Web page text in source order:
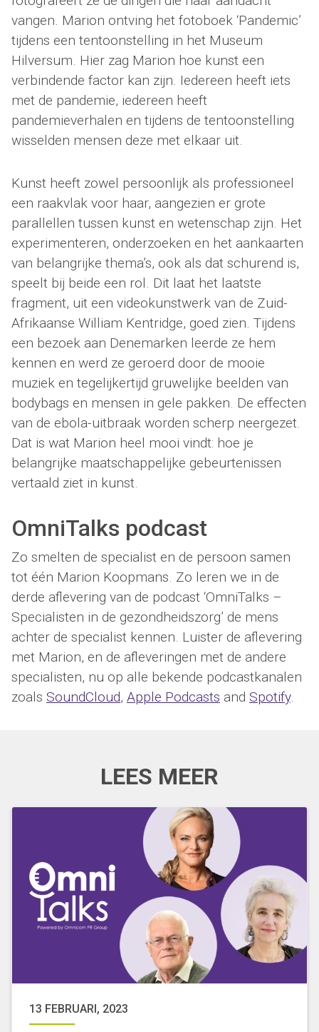
vangen. Marion ontving het fotoboek ‘Pandemic’
tijdens een tentoonstelling in het Museum
Hilversum. Hier zag Marion hoe kunst een
verbindende factor kan zijn. Iedereen heeft iets
met de pandemie, iedereen heeft
pandemieverhalen en tijdens de tentoonstelling
wisselden mensen deze met elkaar uit.
Kunst heeft zowel persoonlijk als professioneel
een raakvlak voor haar, aangezien er grote
parallellen tussen kunst en wetenschap zijn. Het
experimenteren, onderzoeken en het aankaarten
van belangrijke thema’s, ook als dat schurend is,
speelt bij beide een rol. Dit laat het laatste
fragment, uit een videokunstwerk van de Zuid-
Afrikaanse William Kentridge, goed zien. Tijdens
een bezoek aan Denemarken leerde ze hem
kennen en werd ze geroerd door de mooie
muziek en tegelijkertijd gruwelijke beelden van
bodybags en mensen in gele pakken. De effecten
van de ebola-uitbraak worden scherp neergezet.
Dat is wat Marion heel mooi vindt: hoe je
belangrijke maatschappelijke gebeurtenissen
vertaald ziet in kunst.
OmniTalks podcast
Zo smelten de specialist en de persoon samen
tot één Marion Koopmans. Zo leren we in de
derde aflevering van de podcast ‘OmniTalks –
Specialisten in de gezondheidszorg’ de mens
achter de specialist kennen. Luister de aflevering
met Marion, en de afleveringen met de andere
specialisten, nu op alle bekende podcastkanalen
zoals SoundCloud, Apple Podcasts and Spotify.
LEES MEER
13 FEBRUARI, 2023